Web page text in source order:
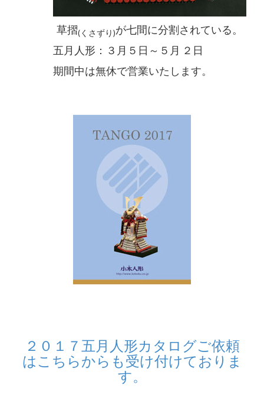
草摺(くさずり)が七間に分割されている。
五月人形：３月５日～５月 ２日
期間中は無休で営業いたします。
２０１７五月人形カタログご依頼
はこちらからも受け付けておりま
す。